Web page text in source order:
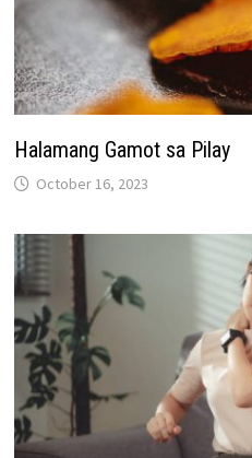
Halamang Gamot sa Pilay
October 16, 2023